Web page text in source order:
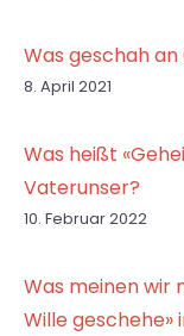
Was geschah
8. April 2021
Was heißt
Vaterunser?
10. Februar 2022
Was meinen wir
Wille geschehe»